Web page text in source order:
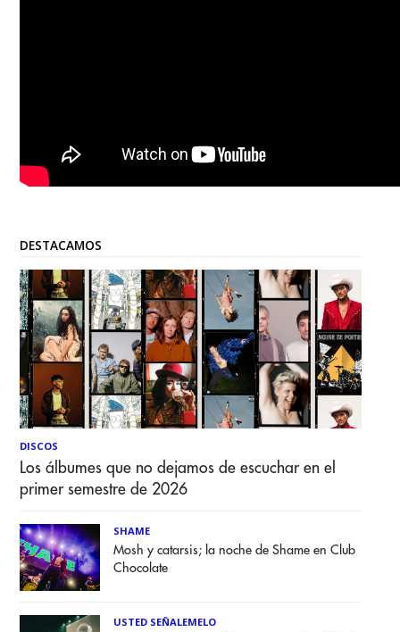
DESTACAMOS
DISCOS
Los álbumes que no dejamos de escuchar en el
primer semestre de 2026
SHAME
Mosh y catarsis; la noche de Shame en Club
Chocolate
USTED SEÑALEMELO